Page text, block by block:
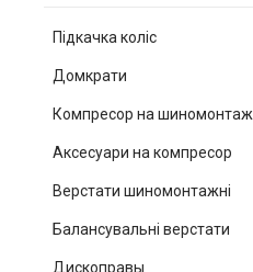
Підкачка коліс
Домкрати
Компресор на шиномонтаж
Аксесуари на компресор
Верстати шиномонтажні
Балансувальні верстати
Дископравы